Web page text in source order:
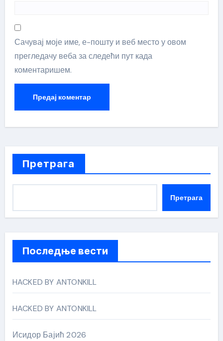
Сачувај моје име, е-пошту и веб место у овом
прегледачу веба за следећи пут када
коментаришем.
Претрага
Претрага
Последње вести
HACKED BY ANTONKILL
HACKED BY ANTONKILL
Исидор Бајић 2026